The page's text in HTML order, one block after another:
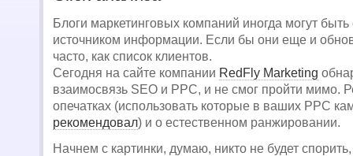
Блоги маркетинговых компаний иногда могут
источником информации. Если бы они еще и
часто, как список клиентов.
Сегодня на сайте компании RedFly Marketing
взаимосвязь SEO и PPC, и не смог пройти мимо.
опечатках (использовать которые в ваших PPC
рекомендовал) и о естественном ранжировании.
Начнем с картинки, думаю, никто не будет